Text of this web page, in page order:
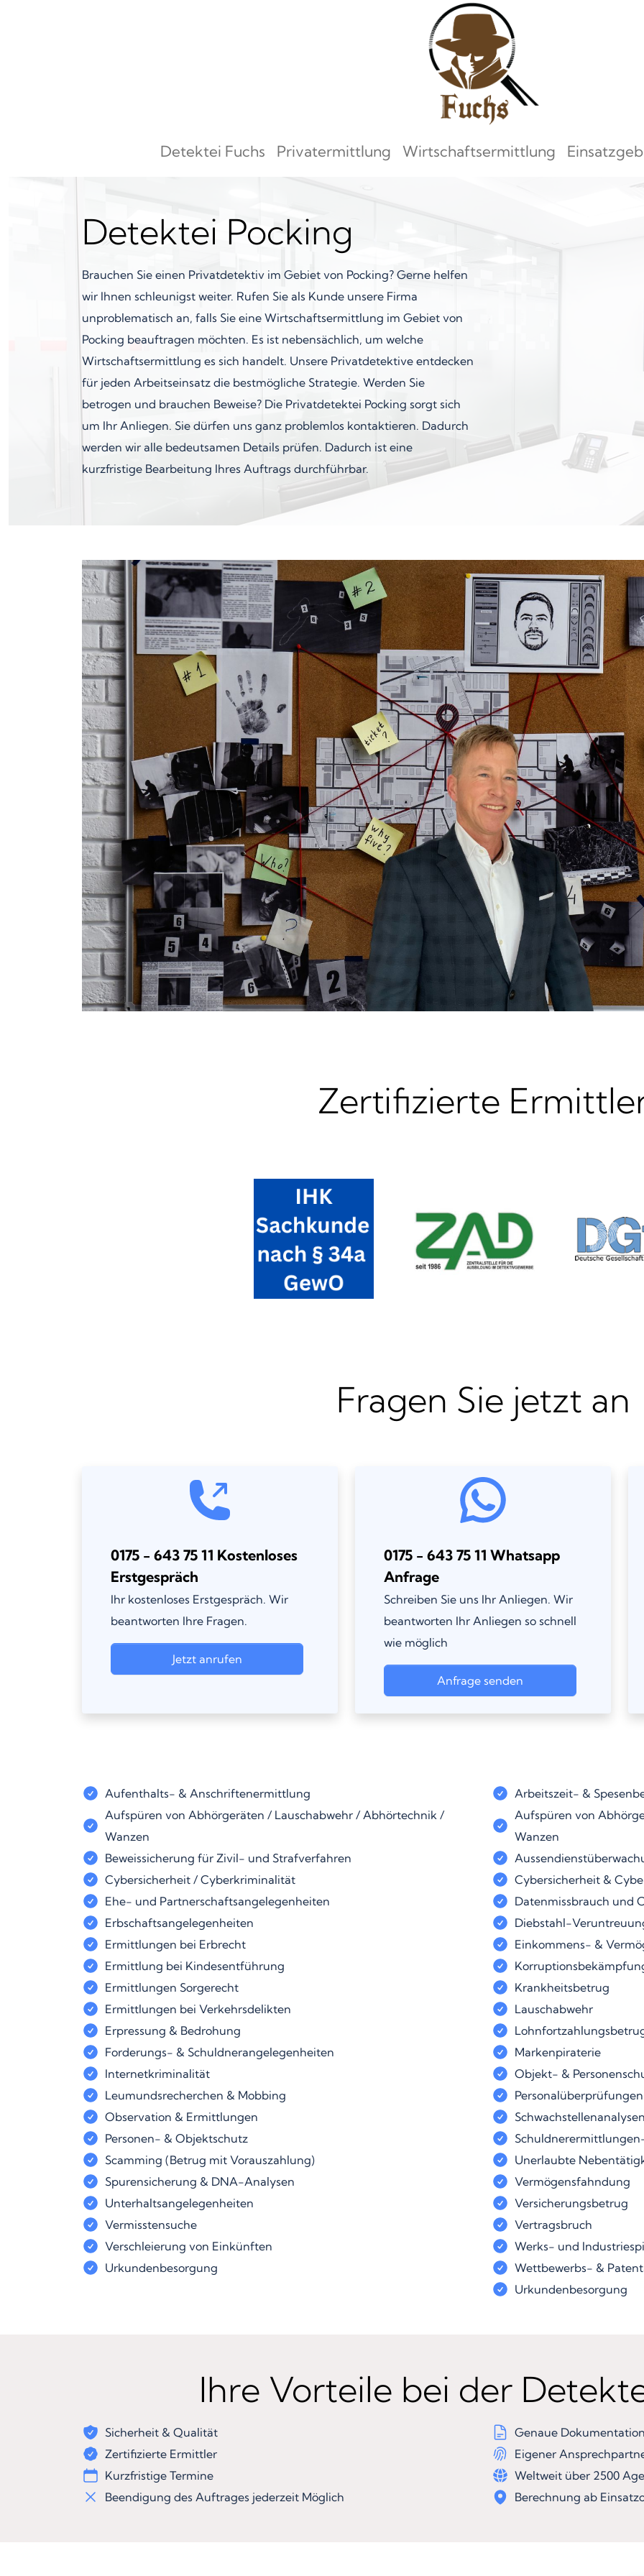
HauptnavigationDetektei Fuchs Privatermittlung Wirtschaftsermittlung
Detektei Pocking
Brauchen Sie einen Privatdetektiv im Gebiet von Pocking? Gerne helfen
wir Ihnen schleunigst weiter. Rufen Sie als Kunde unsere Firma
unproblematisch an, falls Sie eine Wirtschaftsermittlung im Gebiet von
Pocking beauftragen möchten. Es ist nebensächlich, um welche
Wirtschaftsermittlung es sich handelt. Unsere Privatdetektive entdecken
für jeden Arbeitseinsatz die bestmögliche Strategie. Werden Sie
betrogen und brauchen Beweise? Die Privatdetektei Pocking sorgt sich
um Ihr Anliegen. Sie dürfen uns ganz problemlos kontaktieren. Dadurch
werden wir alle bedeutsamen Details prüfen. Dadurch ist eine
kurzfristige Bearbeitung Ihres Auftrags durchführbar.
Zertifizierte
Fragen Sie jetzt an
0175 - 643 75 11 Kostenloses
Erstgespräch
Ihr kostenloses Erstgespräch. Wir
beantworten Ihre Fragen.
Jetzt anrufen
0175 - 643 75 11 Whatsapp
Anfrage
Schreiben Sie uns Ihr Anliegen. Wir
beantworten Ihr Anliegen so schnell
wie möglich
Anfrage senden
Aufenthalts- & Anschriftenermittlung
Aufspüren von Abhörgeräten / Lauschabwehr / Abhörtechnik /
Wanzen
Beweissicherung für Zivil- und Strafverfahren
Cybersicherheit / Cyberkriminalität
Ehe- und Partnerschaftsangelegenheiten
Erbschaftsangelegenheiten
Ermittlungen bei Erbrecht
Ermittlung bei Kindesentführung
Ermittlungen Sorgerecht
Ermittlungen bei Verkehrsdelikten
Erpressung & Bedrohung
Forderungs- & Schuldnerangelegenheiten
Internetkriminalität
Leumundsrecherchen & Mobbing
Observation & Ermittlungen
Personen- & Objektschutz
Scamming (Betrug mit Vorauszahlung)
Spurensicherung & DNA-Analysen
Unterhaltsangelegenheiten
Vermisstensuche
Verschleierung von Einkünften
Urkundenbesorgung
Arbeitszeit- &
Aufspüren von
Wanzen
Cybersicherheit &
Datenmissbrauch und
Diebstahl-
Einkommens- &
Krankheitsbetrug
Lauschabwehr
Markenpiraterie
Objekt- &
Unerlaubte
Vermögensfahndung
Versicherungsbetrug
Vertragsbruch
Werks- und
Wettbewerbs- &
Urkundenbesorgung
Ihre Vorteile bei der
Sicherheit & Qualität
Zertifizierte Ermittler
Kurzfristige Termine
Beendigung des Auftrages jederzeit Möglich
Genaue
Eigener
Weltweit über 2500
Berechnung ab